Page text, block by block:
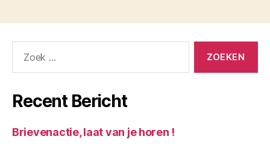
naar:
Recent Bericht
Brievenactie, laat van je horen !